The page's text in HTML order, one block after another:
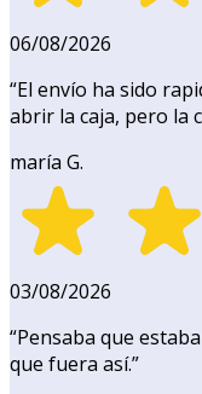
06/08/2026
“El envío ha sido
abrir la caja, pero la
maría G.
03/08/2026
“Pensaba que
que fuera así.”